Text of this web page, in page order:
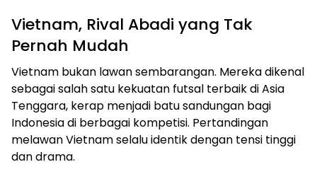
Vietnam, Rival Abadi yang Tak
Pernah Mudah
Vietnam bukan lawan sembarangan. Mereka dikenal
sebagai salah satu kekuatan futsal terbaik di Asia
Tenggara, kerap menjadi batu sandungan bagi
Indonesia di berbagai kompetisi. Pertandingan
melawan Vietnam selalu identik dengan tensi tinggi
dan drama.